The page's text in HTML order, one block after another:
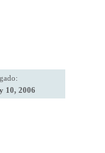
10, 2006